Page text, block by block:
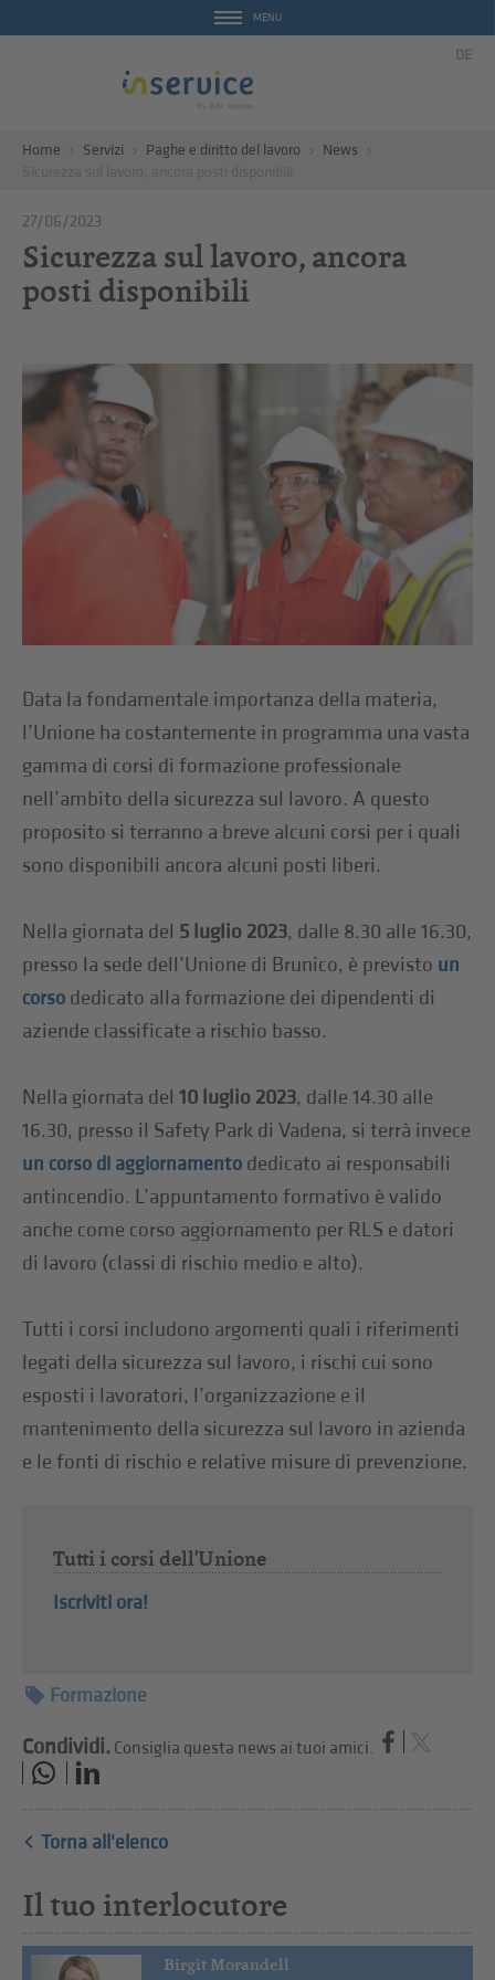
MENU
DE
Home Servizi Paghe e diritto del lavoro
News
27/06/2023
Sicurezza sul lavoro, ancora
posti disponibili
Data la fondamentale importanza della materia,
l’Unione ha costantemente in programma una vasta
gamma di corsi di formazione professionale
nell’ambito della sicurezza sul lavoro. A questo
proposito si terranno a breve alcuni corsi per i quali
sono disponibili ancora alcuni posti liberi.
Nella giornata del 5 luglio 2023, dalle 8.30 alle 16.30,
presso la sede dell’Unione di Brunico, è previsto un
corso dedicato alla formazione dei dipendenti di
aziende classificate a rischio basso.
Nella giornata del10 luglio 2023, dalle 14.30 alle
16.30, presso il Safety Park di Vadena, si terrà invece
un corso di aggiornamento dedicato ai responsabili
antincendio. L’appuntamento formativo è valido
anche come corso aggiornamento per RLS e datori
di lavoro (classi di rischio medio e alto).
Tutti i corsi includono argomenti quali i riferimenti
legati della sicurezza sul lavoro, i rischi cui sono
esposti i lavoratori, l’organizzazione e il
mantenimento della sicurezza sul lavoro in azienda
e le fonti di rischio e relative misure di prevenzione.
Tutti i corsi dell'Unione
Iscriviti ora!
Formazione
Condividi. Consiglia questa news ai tuoi amici.
Torna all'elenco
Il tuo interlocutore
Birgit Morandell